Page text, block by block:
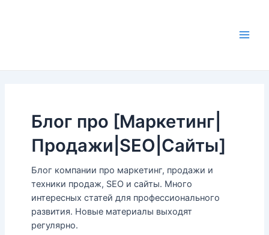
Блог про [Маркетинг|
Продажи|SEO|Сайты]
Блог компании про маркетинг, продажи и
техники продаж, SEO и сайты. Много
интересных статей для профессионального
развития. Новые материалы выходят
регулярно.